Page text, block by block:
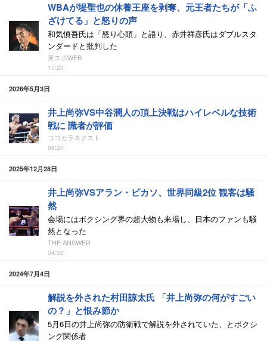
WBAが堤聖也の休養王座を剥奪、元王者たちが「ふ
ざけてる」と怒りの声
和気慎吾氏は「怒り心頭」と語り、赤井祥彦氏はダブルスタ
ンダードと批判した
東スポWEB
17:20
2026年5月3日
井上尚弥VS中谷潤人の頂上決戦はハイレベルな技術
戦に 識者が評価
ココカラネクスト
06:20
2025年12月28日
井上尚弥VSアラン・ピカソ、世界同級2位 観客は騒
然
会場にはボクシング界の超大物も来場し、日本のファンも騒
然となった
THE ANSWER
04:33
2024年7月4日
解説を外された村田諒太氏 「井上尚弥の何がすごい
の？」と恨み節か
5月6日の井上尚弥の防衛戦で解説を外されていた、とボクシ
ング関係者